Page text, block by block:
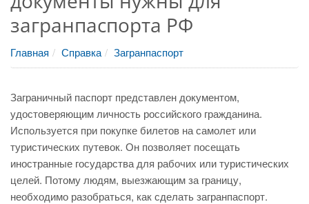
загранпаспорта РФ
Главная Справка Загранпаспорт
Заграничный паспорт представлен документом,
удостоверяющим личность российского гражданина.
Используется при покупке билетов на самолет или
туристических путевок. Он позволяет посещать
иностранные государства для рабочих или туристических
целей. Потому людям, выезжающим за границу,
необходимо разобраться, как сделать загранпаспорт.